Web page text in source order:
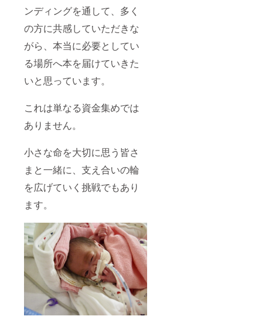
ンディングを通して、多く
の方に共感していただきな
がら、本当に必要としてい
る場所へ本を届けていきた
いと思っています。
これは単なる資金集めでは
ありません。
小さな命を大切に思う皆さ
まと一緒に、支え合いの輪
を広げていく挑戦でもあり
ます。